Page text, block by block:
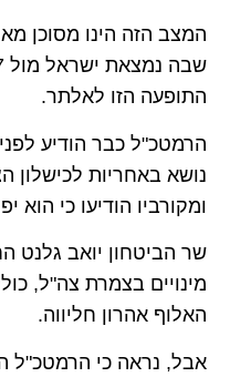
המצב הזה הינו מסוכן
התופעה הזו לאלתר.
הרמטכ"ל כבר הודיע
ומקורביו הודיעו כי הוא
שר הביטחון יואב גלנט
מינויים בצמרת צה"ל,
האלוף אהרון חליווה.
אבל, נראה כי הרמטכ"ל